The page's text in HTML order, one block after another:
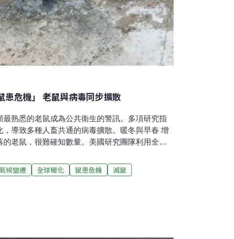
患危機」 老鼠與病毒同步擴散
熟悉的老鼠成為公共衛生的警訊。多項研究指
，導致多種人畜共通的病毒擴散。暖冬與早春 增
的老鼠，很難確知數量。美國研究團隊利用全球
大分別是美國華盛頓特區、舊金山、加拿大的
阿姆斯特丹最明顯。這份研究於2025年刊登於
》。
候變遷 全球暖化 鼠患危機
滅鼠